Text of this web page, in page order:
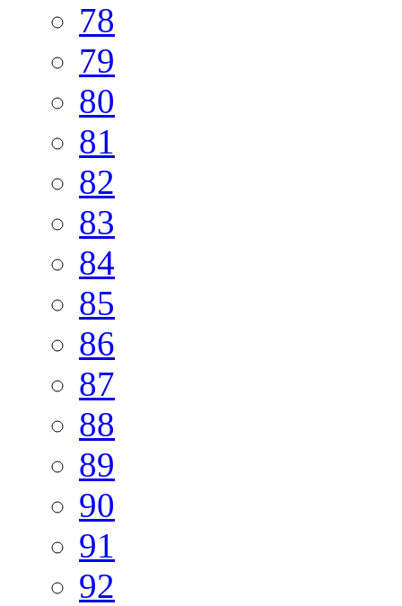
78
79
80
81
82
83
84
85
86
87
88
89
90
91
92